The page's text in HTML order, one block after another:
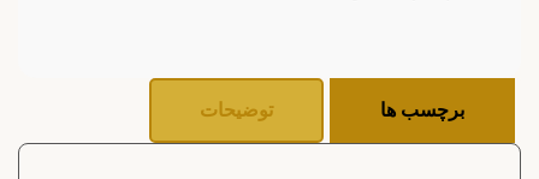
توضیحات برچسب ها